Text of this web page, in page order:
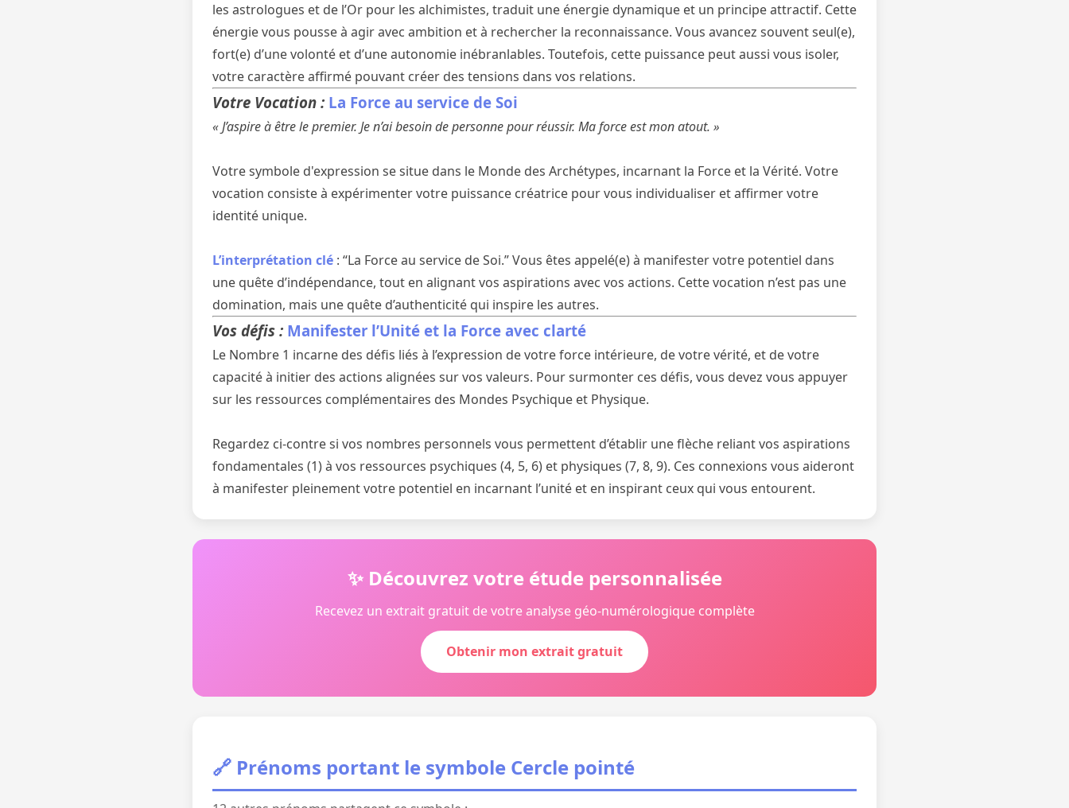
les astrologues et de l’Or pour les alchimistes, traduit une énergie dynamique et un principe attractif. Cette
énergie vous pousse à agir avec ambition et à rechercher la reconnaissance. Vous avancez souvent seul(e),
fort(e) d’une volonté et d’une autonomie inébranlables. Toutefois, cette puissance peut aussi vous isoler,
votre caractère affirmé pouvant créer des tensions dans vos relations.
Votre Vocation : La Force au service de Soi
« J’aspire à être le premier. Je n’ai besoin de personne pour réussir. Ma force est mon atout. »
Votre symbole d'expression se situe dans le Monde des Archétypes, incarnant la Force et la Vérité. Votre
vocation consiste à expérimenter votre puissance créatrice pour vous individualiser et affirmer votre
identité unique.
L’interprétation clé : “La Force au service de Soi.” Vous êtes appelé(e) à manifester votre potentiel dans
une quête d’indépendance, tout en alignant vos aspirations avec vos actions. Cette vocation n’est pas une
domination, mais une quête d’authenticité qui inspire les autres.
Vos défis : Manifester l’Unité et la Force avec clarté
Le Nombre 1 incarne des défis liés à l’expression de votre force intérieure, de votre vérité, et de votre
capacité à initier des actions alignées sur vos valeurs. Pour surmonter ces défis, vous devez vous appuyer
sur les ressources complémentaires des Mondes Psychique et Physique.
Regardez ci-contre si vos nombres personnels vous permettent d’établir une flèche reliant vos aspirations
fondamentales (1) à vos ressources psychiques (4, 5, 6) et physiques (7, 8, 9). Ces connexions vous aideront
à manifester pleinement votre potentiel en incarnant l’unité et en inspirant ceux qui vous entourent.
✨ Découvrez votre étude personnalisée
Recevez un extrait gratuit de votre analyse géo-numérologique complète
Obtenir mon extrait gratuit
🔗 Prénoms portant le symbole Cercle pointé